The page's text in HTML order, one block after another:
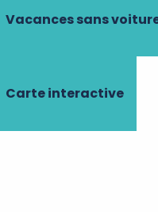
Vacances sans
Carte interactive
En avion